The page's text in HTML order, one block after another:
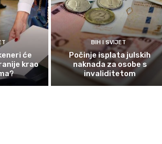
će
krao
BIH I SVIJET
Počinje isplata julskih
naknada za osobe s
invaliditetom